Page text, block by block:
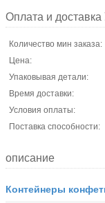
Оплата и доставка
Количество мин заказа:
Цена:
Упаковывая детали:
Время доставки:
Условия оплаты:
Поставка способности:
описание
Контейнеры